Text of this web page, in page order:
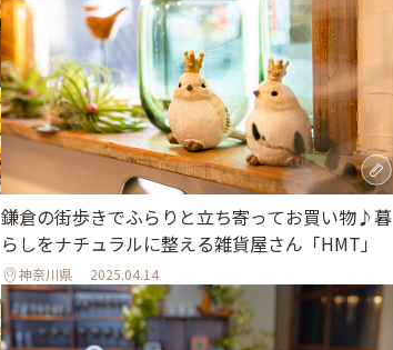
鎌倉の街歩きでふらりと立ち寄ってお買い物♪暮
らしをナチュラルに整える雑貨屋さん「HMT」
神奈川県 2025.04.14